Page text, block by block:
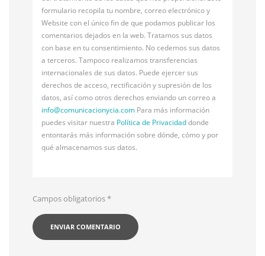
formulario recopila tu nombre, correo electrónico y
Website con el único fin de que podamos publicar los
comentarios dejados en la web. Tratamos sus datos
con base en tu consentimiento. No cedemos sus datos
a terceros. Tampoco realizamos transferencias
internacionales de sus datos. Puede ejercer sus
derechos de acceso, rectificación y supresión de los
datos, así como otros derechos enviando un correo a
info@comunicacionycia.com Para más información
puedes visitar nuestra Política de Privacidaddonde
entontarás más información sobre dónde, cómo y por
qué almacenamos sus datos.
Campos obligatorios*